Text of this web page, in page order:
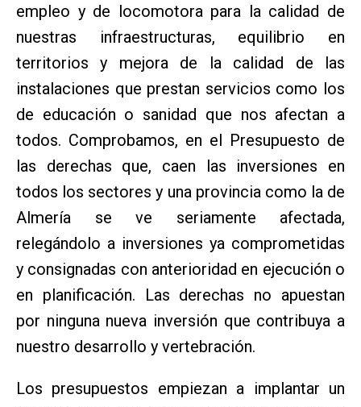
empleo y de locomotora para la calidad de
nuestras infraestructuras, equilibrio en
territorios y mejora de la calidad de las
instalaciones que prestan servicios como los
de educación o sanidad que nos afectan a
todos. Comprobamos, en el Presupuesto de
las derechas que, caen las inversiones en
todos los sectores y una provincia como la de
Almería se ve seriamente afectada,
relegándolo a inversiones ya comprometidas
y consignadas con anterioridad en ejecución o
en planificación. Las derechas no apuestan
por ninguna nueva inversión que contribuya a
nuestro desarrollo y vertebración.
Los presupuestos empiezan a implantar un